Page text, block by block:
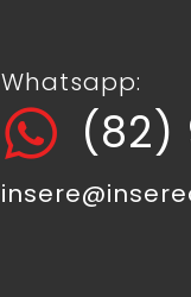
Whatsapp:
(82)